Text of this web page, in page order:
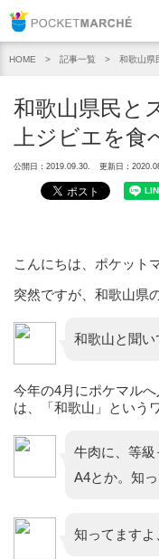
HOME 記事一覧 和歌山県
和歌山県民と
上ジビエを食
公開日：2019.09.30. 更新日：
こんにちは、ポケット
突然ですが、和歌山県
和歌山と聞い
今年の4月にポケマル
は、「和歌山」という
牛肉に、等級
A4とか。知
知ってますよ